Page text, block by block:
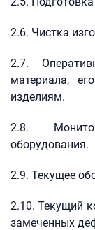
2.6. Чистка
2.7.
материала,
изделиям.
2.8.
оборудования.
2.9. Текущее
2.10. Текущий
замеченных